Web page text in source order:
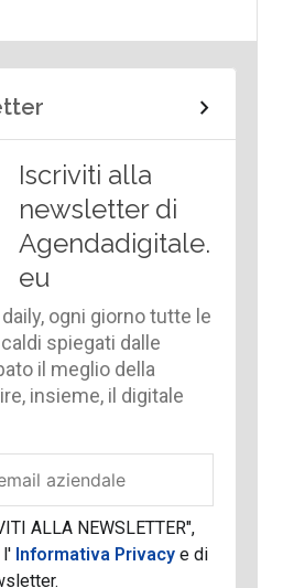
Iscriviti alla
newsletter di
Agendadigitale.
eu
ogni giorno tutte le
spiegati dalle
il meglio della
insieme, il digitale
ALLA NEWSLETTER",
l' Informativa Privacye di